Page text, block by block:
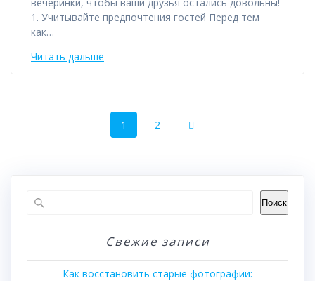
1. Учитывайте предпочтения гостей Перед тем
как…
Читать дальше
Навигация
Страница
1 Страница
2
Поиск
Свежие записи
Как восстановить старые фотографии: